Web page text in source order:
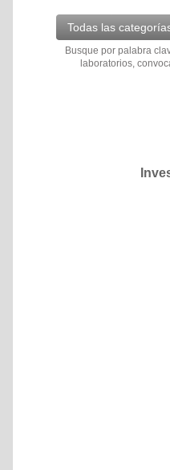
Todas las
Busque por palabra
laboratorios,